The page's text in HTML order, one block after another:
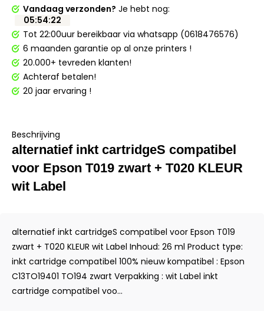
Vandaag verzonden? Je hebt nog:
05:54:22
Tot 22:00uur bereikbaar via whatsapp (0618476576)
6 maanden garantie op al onze printers !
20.000+ tevreden klanten!
Achteraf betalen!
20 jaar ervaring !
Beschrijving
alternatief inkt cartridgeS compatibel
voor Epson T019 zwart + T020 KLEUR
wit Label
alternatief inkt cartridgeS compatibel voor Epson T019
zwart + T020 KLEUR wit Label Inhoud: 26 ml Product type:
inkt cartridge compatibel 100% nieuw kompatibel : Epson
C13TO19401 TO194 zwart Verpakking : wit Label inkt
cartridge compatibel voo...